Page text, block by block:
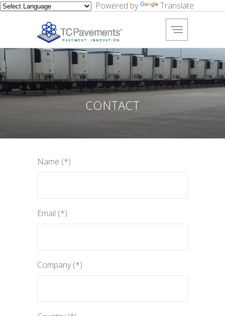
Powered by Translate
Empresa
Tecnología
Software
Proyectos
CONTACT
Name (*)
Email (*)
Company (*)